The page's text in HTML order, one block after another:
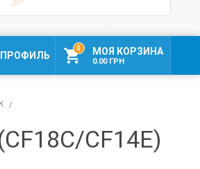

0 МОЯ КОРЗИНА
0.00 ГРН
CF14E)